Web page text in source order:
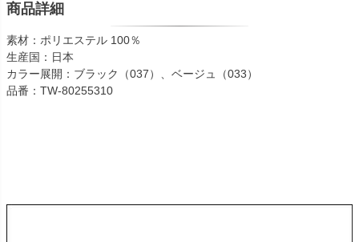
商品詳細
素材：ポリエステル 100％
生産国：日本
カラー展開：ブラック（037）、ベージュ（033）
品番：TW-80255310